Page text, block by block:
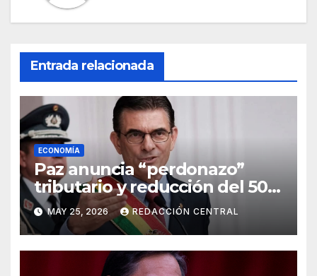
Entrada relacionada
ECONOMÍA
Paz anuncia “perdonazo”
tributario y reducción del 50%
al salario del Presidente y
ministros
MAY 25, 2026 REDACCIÓN CENTRAL